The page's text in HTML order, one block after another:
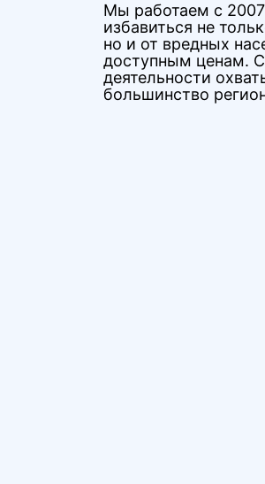
Мы работаем с
избавиться не
но и от вредных
доступным ценам.
деятельности
большинство